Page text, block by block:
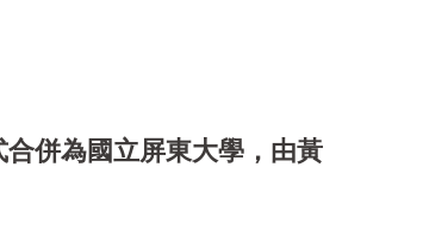
併為國立屏東大學， 由黃